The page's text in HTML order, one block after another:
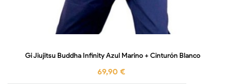
Gi Jiujitsu Buddha Infinity Azul Marino + Cinturón Blanco
69,90 €